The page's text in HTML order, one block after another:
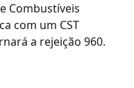
Combustíveis
com um CST
a rejeição 960.